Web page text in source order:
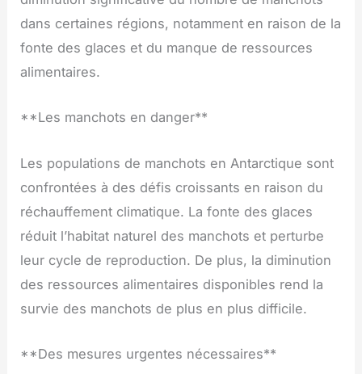
dans certaines régions, notamment en raison de la
fonte des glaces et du manque de ressources
alimentaires.
**Les manchots en danger**
Les populations de manchots en Antarctique sont
confrontées à des défis croissants en raison du
réchauffement climatique. La fonte des glaces
réduit l’habitat naturel des manchots et perturbe
leur cycle de reproduction. De plus, la diminution
des ressources alimentaires disponibles rend la
survie des manchots de plus en plus difficile.
**Des mesures urgentes nécessaires**